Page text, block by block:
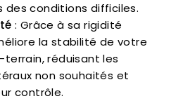
des conditions difficiles.
: Grâce à sa rigidité
la stabilité de votre
réduisant les
non souhaités et
contrôle.